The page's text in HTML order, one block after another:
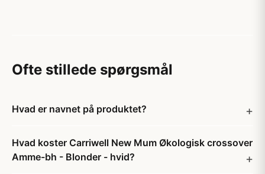
Ofte stillede spørgsmål
Hvad er navnet på produktet?
Hvad koster Carriwell New Mum Økologisk crossover
Amme-bh - Blonder - hvid?